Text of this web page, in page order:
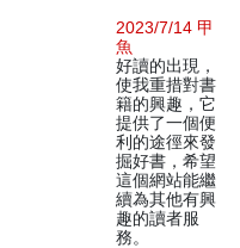
2023/7/14 甲
魚
好讀的出現，
使我重措對書
籍的興趣，它
提供了一個便
利的途徑來發
掘好書，希望
這個網站能繼
續為其他有興
趣的讀者服
務。